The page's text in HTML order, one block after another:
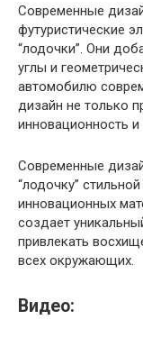
Современные
футуристические
“лодочки”. Они
углы и
автомобилю
дизайн не только
инновационность
Современные
“лодочку”
инновационных
создает
привлекать
всех окружающих.
Видео: